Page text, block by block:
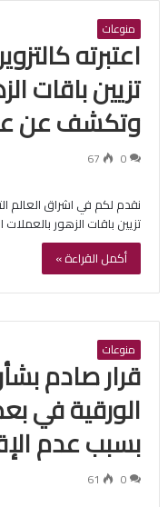
منوعات
اعتبرته
تزيين باقات
وتكشف عن
0
67
نقدم لكم في اشراق العالم
تزيين باقات الزهور
أكمل القراءة »
منوعات
قرار صادم
الورقية في
بسبب عدم
0
61